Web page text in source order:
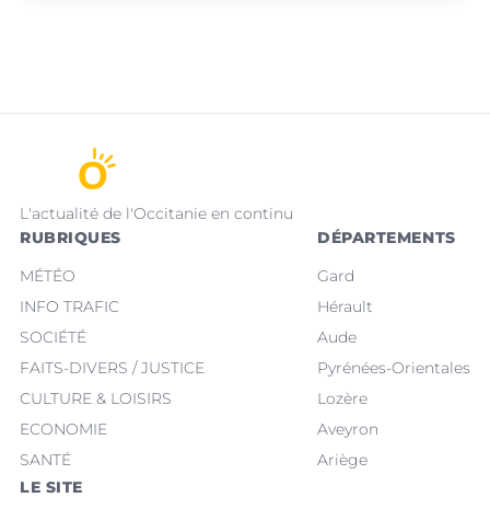
L'actualité de l'Occitanie en continu
RUBRIQUES
MÉTÉO
INFO TRAFIC
SOCIÉTÉ
FAITS-DIVERS / JUSTICE
CULTURE & LOISIRS
ECONOMIE
SANTÉ
DÉPARTEMENTS
Gard
Hérault
Aude
Pyrénées-Orientales
Lozère
Aveyron
Ariège
LE SITE